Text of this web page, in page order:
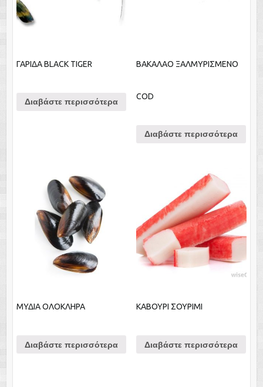
ΓΑΡΙΔΑ BLACK TIGER
Διαβάστε περισσότερα
ΒΑΚΑΛΑΟ ΞΑΛΜΥΡΙΣΜΕΝΟ
COD
Διαβάστε περισσότερα
ΜΥΔΙΑ ΟΛΟΚΛΗΡΑ
Διαβάστε περισσότερα
ΚΑΒΟΥΡΙ ΣΟΥΡΙΜΙ
Διαβάστε περισσότερα